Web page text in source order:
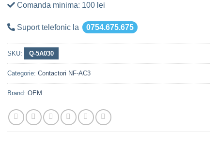
Comanda minima: 100 lei
Suport telefonic la 0754.675.675
SKU: Q-5A030
Categorie: Contactori NF-AC3
Brand: OEM